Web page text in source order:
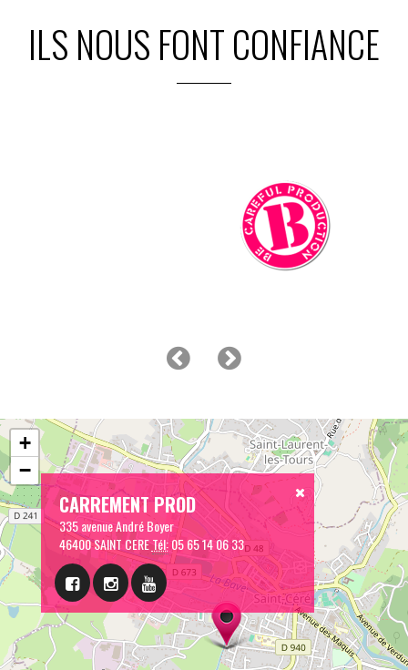
ILS NOUS FONT CONFIANCE
CARREMENT PROD
335 avenue André Boyer
46400 SAINT CERETél:05 65 14 06 33
+
−